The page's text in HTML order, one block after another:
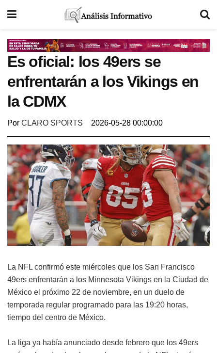
Es oficial: los 49ers se
enfrentarán a los Vikings en
la CDMX
Por CLARO SPORTS 2026-05-28 00:00:00
La NFL confirmó este miércoles que los San Francisco
49ers enfrentarán a los Minnesota Vikings en la Ciudad de
México el próximo 22 de noviembre, en un duelo de
temporada regular programado para las 19:20 horas,
tiempo del centro de México.
La liga ya había anunciado desde febrero que los 49ers